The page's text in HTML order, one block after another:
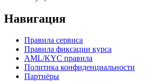
Навигация
Правила сервиса
Правила фиксации курса
AML/KYC правила
Политика конфиденциальности
Партнёры